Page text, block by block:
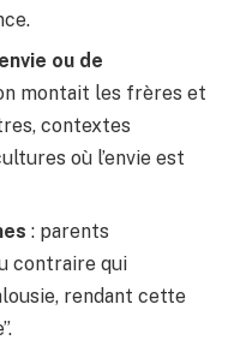
ou de
montait les frères et
contextes
où l’envie est
: parents
contraire qui
rendant cette